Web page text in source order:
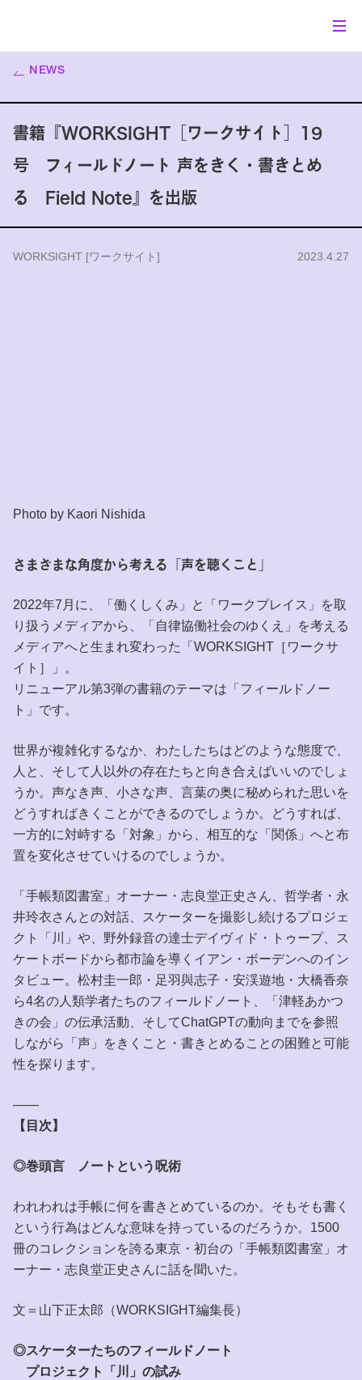
NEWS
書籍『WORKSIGHT［ワークサイト］19
号 フィールドノート 声をきく・書きとめ
る Field Note』を出版
WORKSIGHT [ワークサイト] 2023.4.27
Photo by Kaori Nishida
さまざまな角度から考える「声を聴くこと」
2022年7月に、「働くしくみ」と「ワークプレイス」を取
り扱うメディアから、「自律協働社会のゆくえ」を考える
メディアへと生まれ変わった「WORKSIGHT［ワークサ
イト］」。
リニューアル第3弾の書籍のテーマは「フィールドノー
ト」です。
世界が複雑化するなか、わたしたちはどのような態度で、
人と、そして人以外の存在たちと向き合えばいいのでしょ
うか。声なき声、小さな声、言葉の奥に秘められた思いを
どうすればきくことができるのでしょうか。どうすれば、
一方的に対峙する「対象」から、相互的な「関係」へと布
置を変化させていけるのでしょうか。
「手帳類図書室」オーナー・志良堂正史さん、哲学者・永
井玲衣さんとの対話、スケーターを撮影し続けるプロジェ
クト「川」や、野外録音の達士デイヴィド・トゥープ、ス
ケートボードから都市論を導くイアン・ボーデンへのイン
タビュー。松村圭一郎・足羽與志子・安渓遊地・大橋香奈
ら4名の人類学者たちのフィールドノート、「津軽あかつ
きの会」の伝承活動、そしてChatGPTの動向までを参照
しながら「声」をきくこと・書きとめることの困難と可能
性を探ります。
——
【目次】
◎巻頭言 ノートという呪術
われわれは手帳に何を書きとめているのか。そもそも書く
という行為はどんな意味を持っているのだろうか。1500
冊のコレクションを誇る東京・初台の「手帳類図書室」オ
ーナー・志良堂正史さんに話を聞いた。
文＝山下正太郎（WORKSIGHT編集長）
◎スケーターたちのフィールドノート
プロジェクト「川」の試み